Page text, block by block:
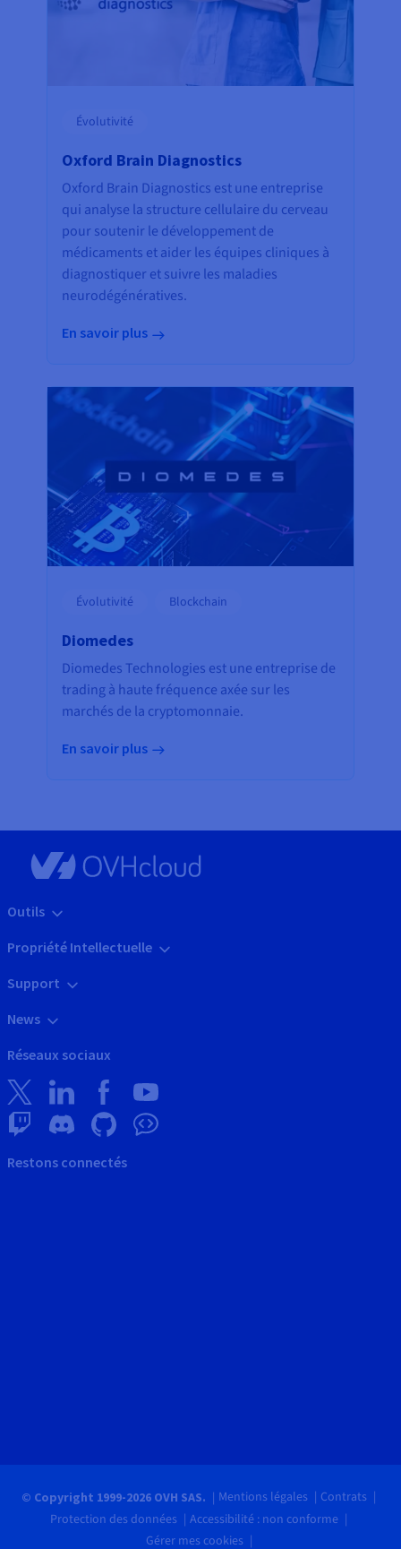
Évolutivité
Oxford Brain Diagnostics
Oxford Brain Diagnostics est une entreprise
qui analyse la structure cellulaire du cerveau
pour soutenir le développement de
médicaments et aider les équipes cliniques à
diagnostiquer et suivre les maladies
neurodégénératives.
En savoir plus
Évolutivité Blockchain
Diomedes
Diomedes Technologies est une entreprise de
trading à haute fréquence axée sur les
marchés de la cryptomonnaie.
En savoir plus
Outils
Propriété Intellectuelle
Support
News
Réseaux sociaux
Restons connectés
© Copyright 1999-2026 OVH SAS. Mentions légales
Contrats
Protection des données
Accessibilité : non conforme
Gérer mes cookies